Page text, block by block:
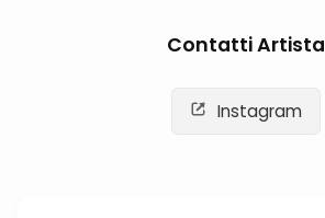
Contatti Artista
Instagram